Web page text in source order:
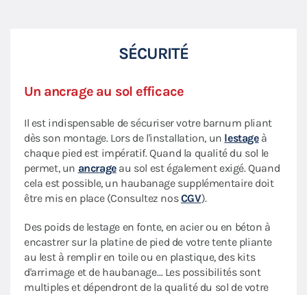
SÉCURITÉ
Un ancrage au sol efficace
Il est indispensable de sécuriser votre barnum pliant
dès son montage. Lors de l'installation, un lestageà
chaque pied est impératif. Quand la qualité du sol le
permet, un ancrageau sol est également exigé. Quand
cela est possible, un haubanage supplémentaire doit
être mis en place (Consultez nosCGV).
Des poids de lestage en fonte, en acier ou en béton à
encastrer sur la platine de pied de votre tente pliante
au lest à remplir en toile ou en plastique, des kits
d'arrimage et de haubanage… Les possibilités sont
multiples et dépendront de la qualité du sol de votre